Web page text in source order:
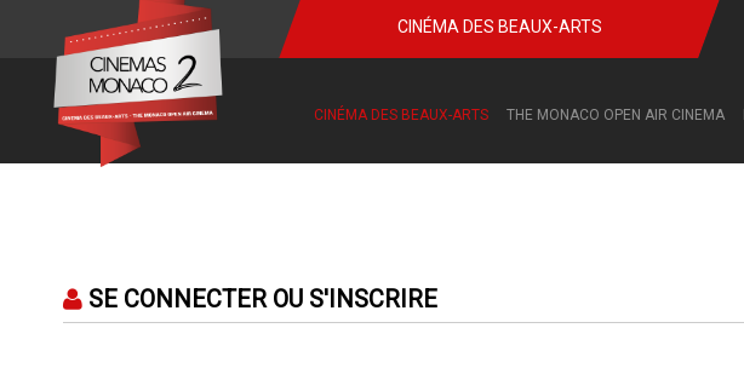
CINÉMA DES BEAUX-ARTS
CINÉMA DES BEAUX-ARTS THE MONACO OPEN AIR CINEMA
SE CONNECTER OU S'INSCRIRE